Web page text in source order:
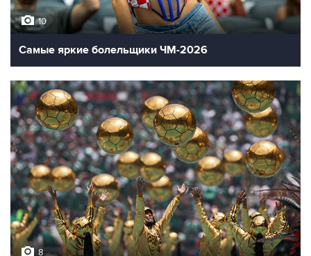
10
Самые яркие болельщики ЧМ-2026
8